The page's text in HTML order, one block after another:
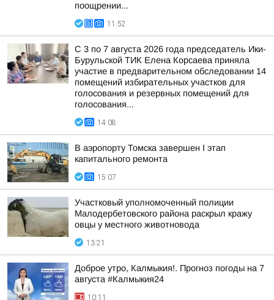
поощрении...
11:52
С 3 по 7 августа 2026 года председатель Ики-
Бурульской ТИК Елена Корсаева приняла
участие в предварительном обследовании 14
помещений избирательных участков для
голосования и резервных помещений для
голосования...
14:08
В аэропорту Томска завершен I этап
капитального ремонта
15:07
Участковый уполномоченный полиции
Малодербетовского района раскрыл кражу
овцы у местного животновода
13:21
Доброе утро, Калмыкия!. Прогноз погоды на 7
августа #Калмыкия24
10:11